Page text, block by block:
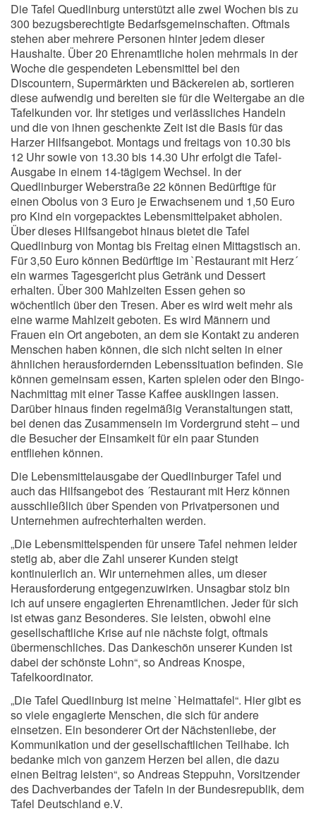
Die Tafel Quedlinburg unterstützt alle zwei Wochen bis zu
300 bezugsberechtigte Bedarfsgemeinschaften. Oftmals
stehen aber mehrere Personen hinter jedem dieser
Haushalte. Über 20 Ehrenamtliche holen mehrmals in der
Woche die gespendeten Lebensmittel bei den
Discountern, Supermärkten und Bäckereien ab, sortieren
diese aufwendig und bereiten sie für die Weitergabe an die
Tafelkunden vor. Ihr stetiges und verlässliches Handeln
und die von ihnen geschenkte Zeit ist die Basis für das
Harzer Hilfsangebot. Montags und freitags von 10.30 bis
12 Uhr sowie von 13.30 bis 14.30 Uhr erfolgt die Tafel-
Ausgabe in einem 14-tägigem Wechsel. In der
Quedlinburger Weberstraße 22 können Bedürftige für
einen Obolus von 3 Euro je Erwachsenem und 1,50 Euro
pro Kind ein vorgepacktes Lebensmittelpaket abholen.
Über dieses Hilfsangebot hinaus bietet die Tafel
Quedlinburg von Montag bis Freitag einen Mittagstisch an.
Für 3,50 Euro können Bedürftige im `Restaurant mit Herz´
ein warmes Tagesgericht plus Getränk und Dessert
erhalten. Über 300 Mahlzeiten Essen gehen so
wöchentlich über den Tresen. Aber es wird weit mehr als
eine warme Mahlzeit geboten. Es wird Männern und
Frauen ein Ort angeboten, an dem sie Kontakt zu anderen
Menschen haben können, die sich nicht selten in einer
ähnlichen herausfordernden Lebenssituation befinden. Sie
können gemeinsam essen, Karten spielen oder den Bingo-
Nachmittag mit einer Tasse Kaffee ausklingen lassen.
Darüber hinaus finden regelmäßig Veranstaltungen statt,
bei denen das Zusammensein im Vordergrund steht – und
die Besucher der Einsamkeit für ein paar Stunden
entfliehen können.
Die Lebensmittelausgabe der Quedlinburger Tafel und
auch das Hilfsangebot des ´Restaurant mit Herz können
ausschließlich über Spenden von Privatpersonen und
Unternehmen aufrechterhalten werden.
„Die Lebensmittelspenden für unsere Tafel nehmen leider
stetig ab, aber die Zahl unserer Kunden steigt
kontinuierlich an. Wir unternehmen alles, um dieser
Herausforderung entgegenzuwirken. Unsagbar stolz bin
ich auf unsere engagierten Ehrenamtlichen. Jeder für sich
ist etwas ganz Besonderes. Sie leisten, obwohl eine
gesellschaftliche Krise auf nie nächste folgt, oftmals
übermenschliches. Das Dankeschön unserer Kunden ist
dabei der schönste Lohn“, so Andreas Knospe,
Tafelkoordinator.
„Die Tafel Quedlinburg ist meine `Heimattafel“. Hier gibt es
so viele engagierte Menschen, die sich für andere
einsetzen. Ein besonderer Ort der Nächstenliebe, der
Kommunikation und der gesellschaftlichen Teilhabe. Ich
bedanke mich von ganzem Herzen bei allen, die dazu
einen Beitrag leisten“, so Andreas Steppuhn, Vorsitzender
des Dachverbandes der Tafeln in der Bundesrepublik, dem
Tafel Deutschland e.V.